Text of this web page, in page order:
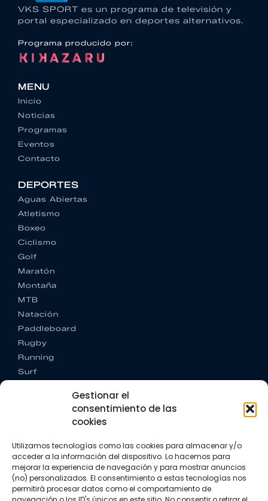
Gestionar el
consentimiento de las
cookies
Utilizamos tecnologías como las cookies para almacenar y/o
acceder a la información del dispositivo. Lo hacemos para
mejorar la experiencia de navegación y para mostrar anuncios
(no) personalizados. El consentimiento a estas tecnologías nos
permitirá procesar datos como el comportamiento de
VKS SPORT es un programa de televisión y
portal especializado en deportes alternativos.
Programa producido por:
MENU
Inicio
Noticias
Programas
Eventos
Contacto
DEPORTES
Aguas Abiertas
Atletismo
Boxeo
Ciclismo
Golf
Maratón
Montaña
MTB
Natación
Paddleboard
Rugby
Running
Surf
CONTACTO
+34 662 342 177
info@vkssport.com
SÍGUENOS